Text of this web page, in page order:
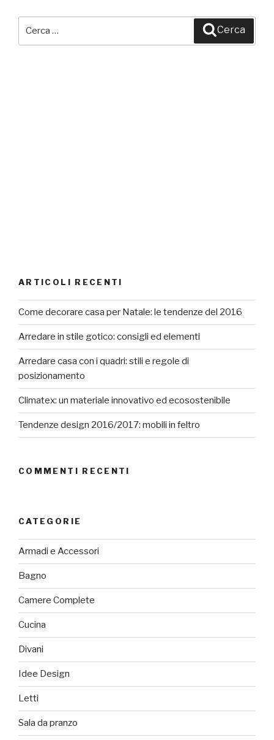
Cerca
ARTICOLI RECENTI
Come decorare casa per Natale: le tendenze del 2016
Arredare in stile gotico: consigli ed elementi
Arredare casa con i quadri: stili e regole di
posizionamento
Climatex: un materiale innovativo ed ecosostenibile
Tendenze design 2016/2017: mobili in feltro
COMMENTI RECENTI
CATEGORIE
Armadi e Accessori
Bagno
Camere Complete
Cucina
Divani
Idee Design
Letti
Sala da pranzo